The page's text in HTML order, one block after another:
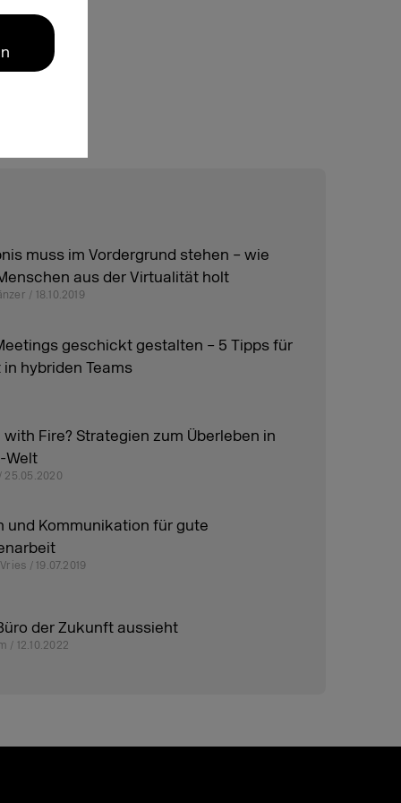
muss im Vordergrund stehen – wie
aus der Virtualität holt
/ 18.10.2019
geschickt gestalten – 5 Tipps für
in hybriden Teams
with Fire? Strategien zum Überleben in
Welt
25.05.2020
und Kommunikation für gute
/ 19.07.2019
der Zukunft aussieht
/ 12.10.2022